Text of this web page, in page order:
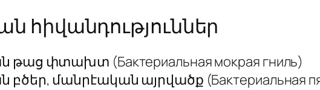
հիվանդություններ
փտախտ (Бактериальная мокрая гниль)
մանրէական այրվածք (Бактериальная